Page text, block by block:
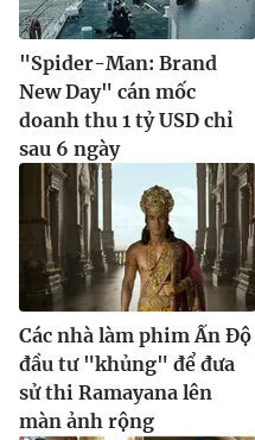
"Spider-Man: Brand
New Day" cán mốc
doanh thu 1 tỷ USD chỉ
sau 6 ngày
Các nhà làm phim Ấn Độ
đầu tư "khủng" để đưa
sử thi Ramayana lên
màn ảnh rộng